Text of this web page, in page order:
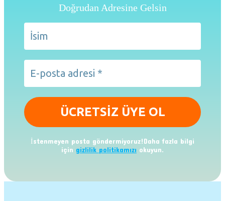
Doğrudan Adresine Gelsin
İstenmeyen posta göndermiyoruz!Daha fazla bilgi
için gizlilik politikamızı okuyun.